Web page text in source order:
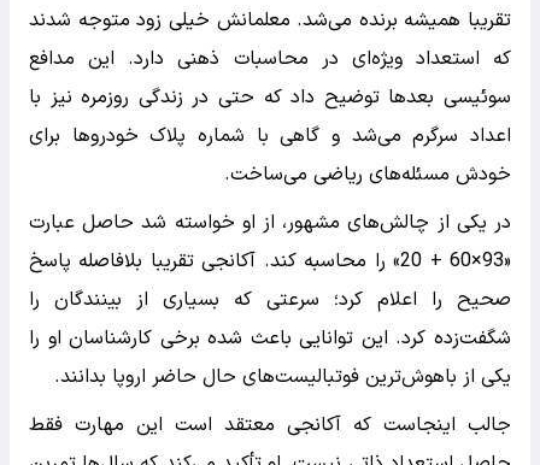
تقریبا همیشه برنده می‌شد. معلمانش خیلی زود متوجه شدند
که استعداد ویژه‌ای در محاسبات ذهنی دارد. این مدافع
سوئیسی بعدها توضیح داد که حتی در زندگی روزمره نیز با
اعداد سرگرم می‌شد و گاهی با شماره پلاک خودروها برای
خودش مسئله‌های ریاضی می‌ساخت.
در یکی از چالش‌های مشهور، از او خواسته شد حاصل عبارت
«93×60 + 20» را محاسبه کند. آکانجی تقریبا بلافاصله پاسخ
صحیح را اعلام کرد؛ سرعتی که بسیاری از بینندگان را
شگفت‌زده کرد. این توانایی باعث شده برخی کارشناسان او را
یکی از باهوش‌ترین فوتبالیست‌های حال حاضر اروپا بدانند.
جالب اینجاست که آکانجی معتقد است این مهارت فقط